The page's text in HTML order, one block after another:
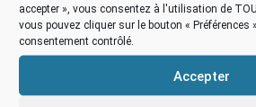
accepter », vous consentez à l'utilisation de
vous pouvez cliquer sur le bouton « Préférences
consentement contrôlé.
Accepter
TENTES INDUSTRIELLES GONFLABLES
Tentes, abris & hangars gonflables
Plan du site